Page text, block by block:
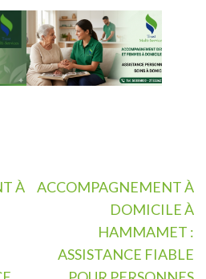
À
ACCOMPAGNEMENT À
DOMICILE À
HAMMAMET :
ASSISTANCE FIABLE